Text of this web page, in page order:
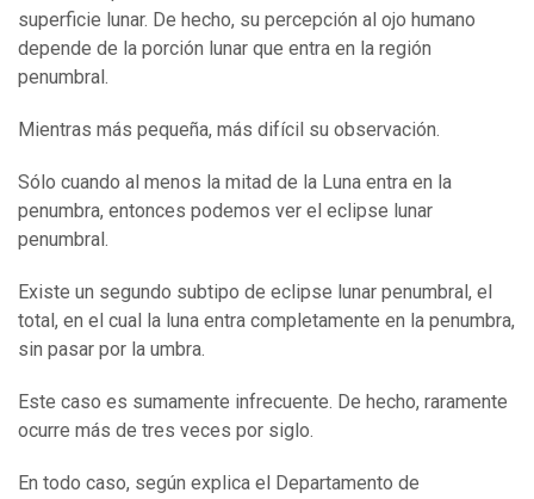
superficie lunar. De hecho, su percepción al ojo humano
depende de la porción lunar que entra en la región
penumbral.
Mientras más pequeña, más difícil su observación.
Sólo cuando al menos la mitad de la Luna entra en la
penumbra, entonces podemos ver el eclipse lunar
penumbral.
Existe un segundo subtipo de eclipse lunar penumbral, el
total, en el cual la luna entra completamente en la penumbra,
sin pasar por la umbra.
Este caso es sumamente infrecuente. De hecho, raramente
ocurre más de tres veces por siglo.
En todo caso, según explica el Departamento de